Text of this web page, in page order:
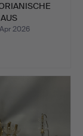
2026